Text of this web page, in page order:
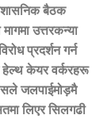
बैठक
उत्तरकन्या
प्रदर्शन गर्न
हेल्थ केयर वर्करहरू
जलपाईमोड़मै
लिएर सिलगढी